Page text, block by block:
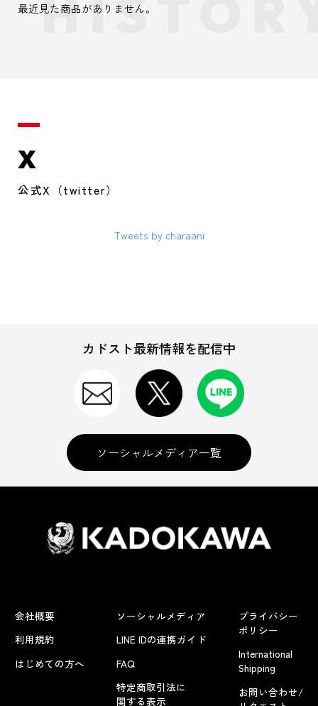
最近見た商品がありません。
X
公式X（twitter）
Tweets by charaani
カドスト最新情報を配信中
ソーシャルメディア一覧
会社概要
利用規約
はじめての方へ
ソーシャルメディア
LINE IDの連携ガイド
FAQ
特定商取引法に
関する表示
プライバシー
ポリシー
International
Shipping
お問い合わせ/